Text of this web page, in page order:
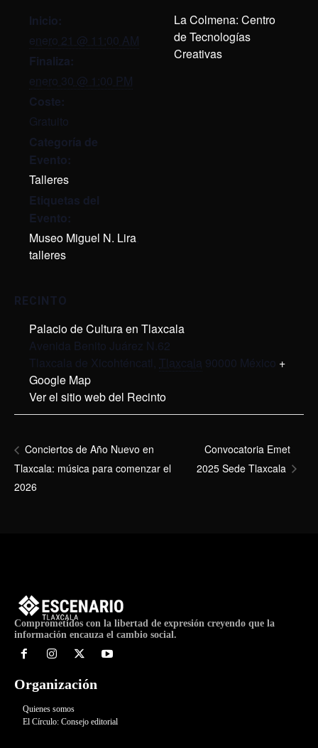
Inicio:
enero 21 @ 11:00 AM
Finaliza:
enero 30 @ 1:00 PM
Coste:
Gratuito
Categoría de
Evento:
Talleres
Etiquetas del
Evento:
Museo Miguel N. Lira,
talleres
RECINTO
Palacio de Cultura en Tlaxcala
Avenida Benito Juárez N.62
Tlaxcala de Xicohténcatl, Tlaxcala 90000 México +
Google Map
Ver el sitio web del Recinto
La Colmena: Centro
de Tecnologías
Creativas
Conciertos de Año Nuevo en
Tlaxcala: música para comenzar el
2026
Convocatoria Emet
2025 Sede Tlaxcala
Comprometidos con la libertad de expresión creyendo que la
información encauza el cambio social.
Organización
Quienes somos
El Círculo: Consejo editorial